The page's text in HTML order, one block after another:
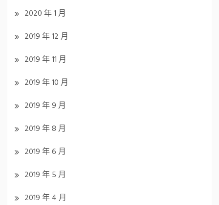
2020 年 1 月
2019 年 12 月
2019 年 11 月
2019 年 10 月
2019 年 9 月
2019 年 8 月
2019 年 6 月
2019 年 5 月
2019 年 4 月